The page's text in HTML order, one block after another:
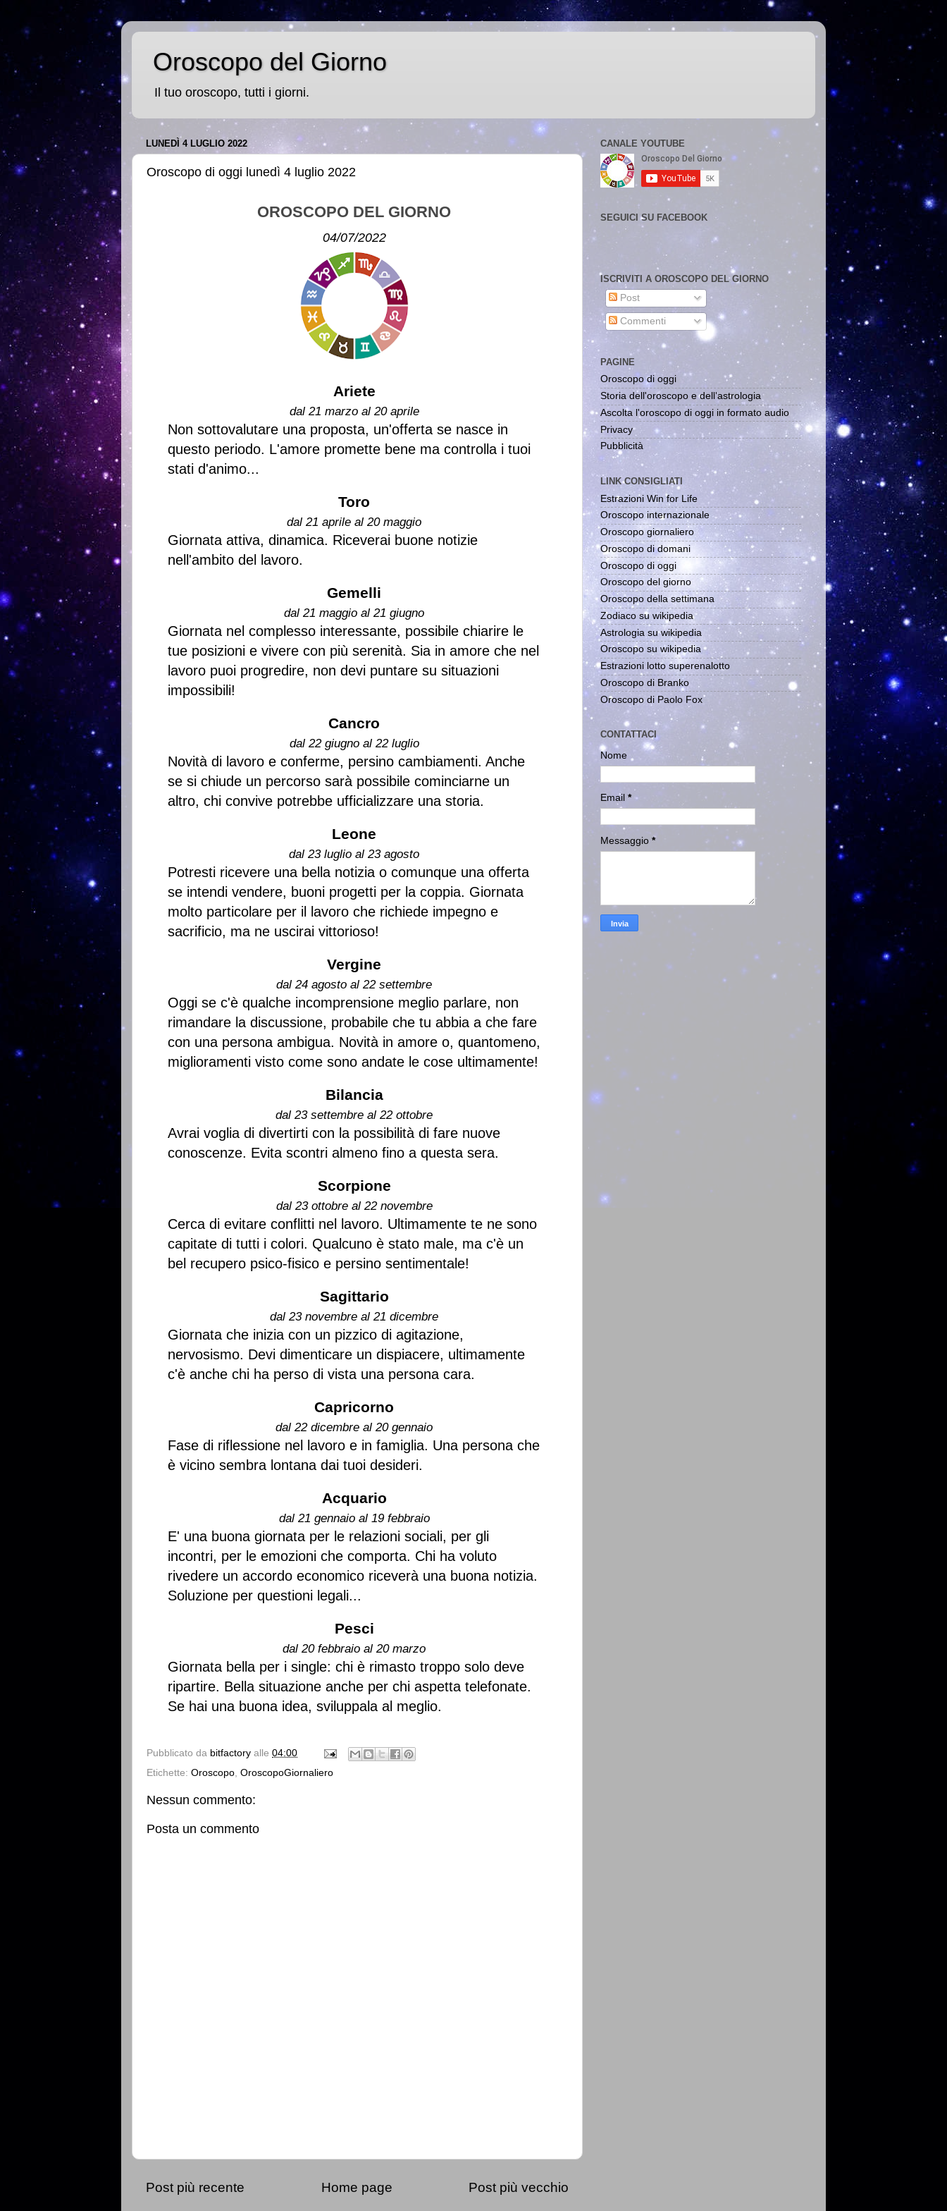
Oroscopo del Giorno
Il tuo oroscopo, tutti i giorni.
LUNEDÌ 4 LUGLIO 2022
Oroscopo di oggi lunedì 4 luglio 2022
OROSCOPO DEL GIORNO
04/07/2022
Ariete
dal 21 marzo al 20 aprile
Non sottovalutare una proposta, un'offerta se nasce in
questo periodo. L'amore promette bene ma controlla i tuoi
stati d'animo...
Toro
dal 21 aprile al 20 maggio
Giornata attiva, dinamica. Riceverai buone notizie
nell'ambito del lavoro.
Gemelli
dal 21 maggio al 21 giugno
Giornata nel complesso interessante, possibile chiarire le
tue posizioni e vivere con più serenità. Sia in amore che nel
lavoro puoi progredire, non devi puntare su situazioni
impossibili!
Cancro
dal 22 giugno al 22 luglio
Novità di lavoro e conferme, persino cambiamenti. Anche
se si chiude un percorso sarà possibile cominciarne un
altro, chi convive potrebbe ufficializzare una storia.
Leone
dal 23 luglio al 23 agosto
Potresti ricevere una bella notizia o comunque una offerta
se intendi vendere, buoni progetti per la coppia. Giornata
molto particolare per il lavoro che richiede impegno e
sacrificio, ma ne uscirai vittorioso!
Vergine
dal 24 agosto al 22 settembre
Oggi se c'è qualche incomprensione meglio parlare, non
rimandare la discussione, probabile che tu abbia a che fare
con una persona ambigua. Novità in amore o, quantomeno,
miglioramenti visto come sono andate le cose ultimamente!
Bilancia
dal 23 settembre al 22 ottobre
Avrai voglia di divertirti con la possibilità di fare nuove
conoscenze. Evita scontri almeno fino a questa sera.
Scorpione
dal 23 ottobre al 22 novembre
Cerca di evitare conflitti nel lavoro. Ultimamente te ne sono
capitate di tutti i colori. Qualcuno è stato male, ma c'è un
bel recupero psico-fisico e persino sentimentale!
Sagittario
dal 23 novembre al 21 dicembre
Giornata che inizia con un pizzico di agitazione,
nervosismo. Devi dimenticare un dispiacere, ultimamente
c'è anche chi ha perso di vista una persona cara.
Capricorno
dal 22 dicembre al 20 gennaio
Fase di riflessione nel lavoro e in famiglia. Una persona che
è vicino sembra lontana dai tuoi desideri.
Acquario
dal 21 gennaio al 19 febbraio
E' una buona giornata per le relazioni sociali, per gli
incontri, per le emozioni che comporta. Chi ha voluto
rivedere un accordo economico riceverà una buona notizia.
Soluzione per questioni legali...
Pesci
dal 20 febbraio al 20 marzo
Giornata bella per i single: chi è rimasto troppo solo deve
ripartire. Bella situazione anche per chi aspetta telefonate.
Se hai una buona idea, sviluppala al meglio.
Pubblicato da bitfactory alle 04:00
Etichette: Oroscopo OroscopoGiornaliero
Nessun commento:
Posta un commento
Post più recente Post più vecchio
Home page
CANALE YOUTUBE
SEGUICI SU FACEBOOK
ISCRIVITI A OROSCOPO DEL GIORNO
Post
Commenti
PAGINE
Oroscopo di oggi
Storia dell'oroscopo e dell'astrologia
Ascolta l'oroscopo di oggi in formato audio
Privacy
Pubblicità
LINK CONSIGLIATI
Estrazioni Win for Life
Oroscopo internazionale
Oroscopo giornaliero
Oroscopo di domani
Oroscopo di oggi
Oroscopo del giorno
Oroscopo della settimana
Zodiaco su wikipedia
Astrologia su wikipedia
Oroscopo su wikipedia
Estrazioni lotto superenalotto
Oroscopo di Branko
Oroscopo di Paolo Fox
CONTATTACI
Nome
Email *
Messaggio *